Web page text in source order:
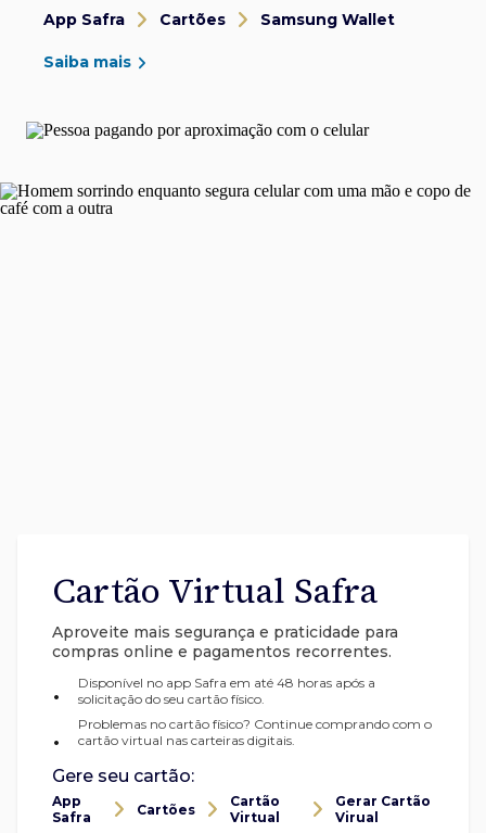
App Safra Cartões Samsung Wallet
Saiba mais
Cartão Virtual Safra
Aproveite mais segurança e praticidade para
compras online e pagamentos recorrentes.
•
Disponível no app Safra em até 48 horas após a
solicitação do seu cartão físico.
•
Problemas no cartão físico? Continue comprando com o
cartão virtual nas carteiras digitais.
Gere seu cartão:
App
Safra
Cartões
Cartão
Virtual
Gerar Cartão
Virual